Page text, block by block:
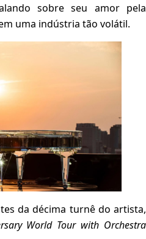
sobre seu amor pela
uma indústria tão volátil.
da décima turnê do artista,
World Tour with Orchestra